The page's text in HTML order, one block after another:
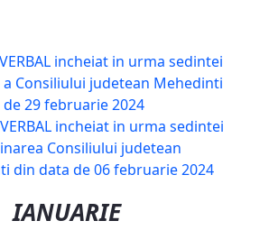
VERBAL incheiat in urma sedintei
Consiliului judetean Mehedinti
29 februarie 2024
VERBAL incheiat in urma sedintei
Consiliului judetean
din data de 06 februarie 2024
IANUARIE